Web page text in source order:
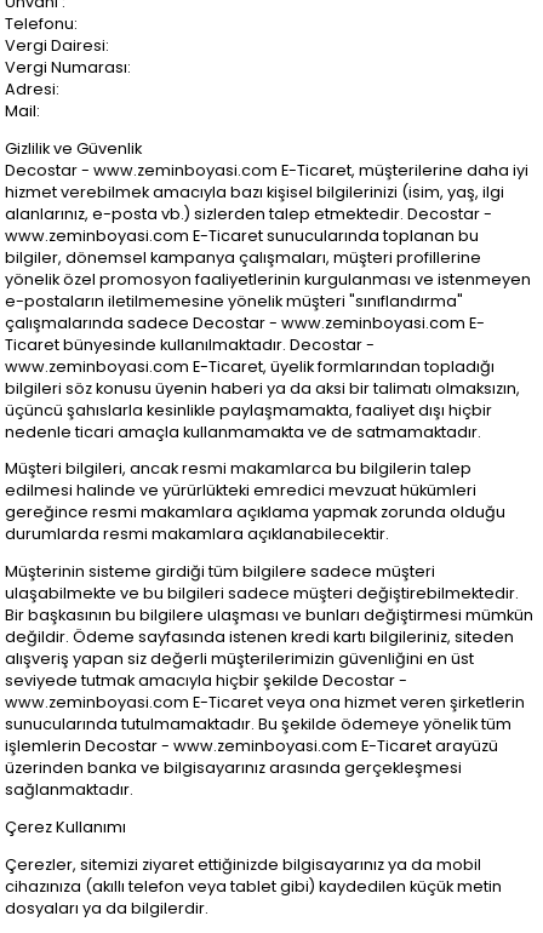
Telefonu:
Vergi Dairesi:
Vergi Numarası:
Adresi:
Mail:
Gizlilik ve Güvenlik
Decostar - www.zeminboyasi.com E-Ticaret, müşterilerine daha iyi
hizmet verebilmek amacıyla bazı kişisel bilgilerinizi (isim, yaş, ilgi
alanlarınız, e-posta vb.) sizlerden talep etmektedir. Decostar -
www.zeminboyasi.com E-Ticaret sunucularında toplanan bu
bilgiler, dönemsel kampanya çalışmaları, müşteri profillerine
yönelik özel promosyon faaliyetlerinin kurgulanması ve istenmeyen
e-postaların iletilmemesine yönelik müşteri "sınıflandırma"
çalışmalarında sadece Decostar - www.zeminboyasi.com E-
Ticaret bünyesinde kullanılmaktadır. Decostar -
www.zeminboyasi.com E-Ticaret, üyelik formlarından topladığı
bilgileri söz konusu üyenin haberi ya da aksi bir talimatı olmaksızın,
üçüncü şahıslarla kesinlikle paylaşmamakta, faaliyet dışı hiçbir
nedenle ticari amaçla kullanmamakta ve de satmamaktadır.
Müşteri bilgileri, ancak resmi makamlarca bu bilgilerin talep
edilmesi halinde ve yürürlükteki emredici mevzuat hükümleri
gereğince resmi makamlara açıklama yapmak zorunda olduğu
durumlarda resmi makamlara açıklanabilecektir.
Müşterinin sisteme girdiği tüm bilgilere sadece müşteri
ulaşabilmekte ve bu bilgileri sadece müşteri değiştirebilmektedir.
Bir başkasının bu bilgilere ulaşması ve bunları değiştirmesi mümkün
değildir. Ödeme sayfasında istenen kredi kartı bilgileriniz, siteden
alışveriş yapan siz değerli müşterilerimizin güvenliğini en üst
seviyede tutmak amacıyla hiçbir şekilde Decostar -
www.zeminboyasi.com E-Ticaret veya ona hizmet veren şirketlerin
sunucularında tutulmamaktadır. Bu şekilde ödemeye yönelik tüm
işlemlerin Decostar - www.zeminboyasi.com E-Ticaret arayüzü
üzerinden banka ve bilgisayarınız arasında gerçekleşmesi
sağlanmaktadır.
Çerez Kullanımı
Çerezler, sitemizi ziyaret ettiğinizde bilgisayarınız ya da mobil
cihazınıza (akıllı telefon veya tablet gibi) kaydedilen küçük metin
dosyaları ya da bilgilerdir.